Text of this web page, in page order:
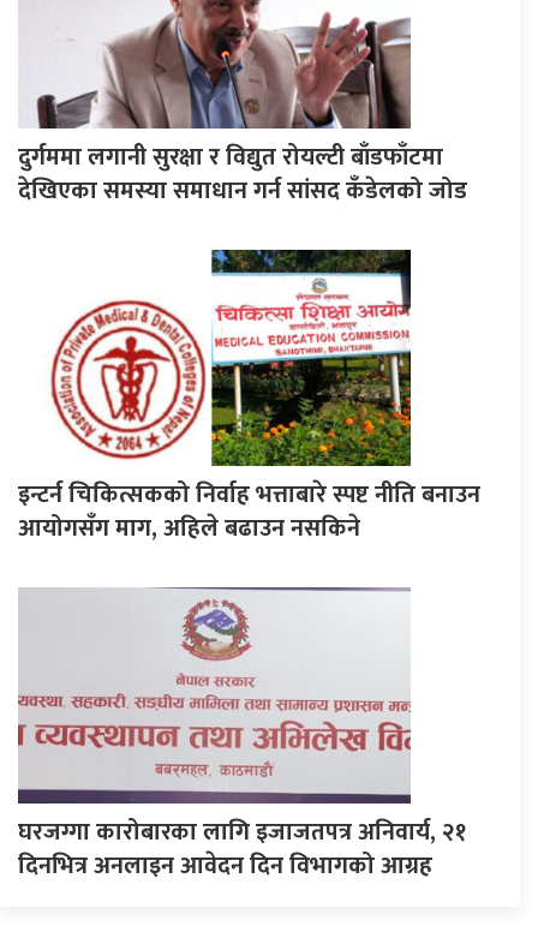
दुर्गममा लगानी सुरक्षा र विद्युत रोयल्टी बाँडफाँटमा
देखिएका समस्या समाधान गर्न सांसद कँडेलको जोड
इन्टर्न चिकित्सकको निर्वाह भत्ताबारे स्पष्ट नीति बनाउन
आयोगसँग माग, अहिले बढाउन नसकिने
घरजग्गा कारोबारका लागि इजाजतपत्र अनिवार्य, २१
दिनभित्र अनलाइन आवेदन दिन विभागको आग्रह